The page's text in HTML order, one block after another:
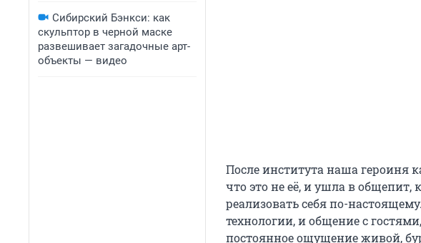
Сибирский Бэнкси: как
скульптор в черной маске
развешивает загадочные арт-
объекты — видео
После института наша героиня
что это не её, и ушла в
реализовать себя по-
технологии, и общение с
постоянное ощущение живой,